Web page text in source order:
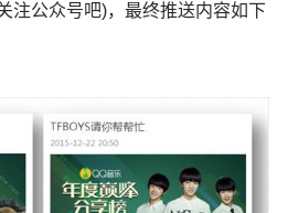
注公众号吧)，最终推送内容如下